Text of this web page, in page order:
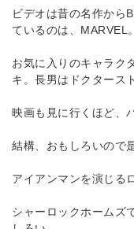
ビデオは昔の名作から
ているのは、MARVEL。
お気に入りのキャラク
キ。長男はドクタース
映画も見に行くほど、
結構、おもしろいので
アイアンマンを演じる
シャーロックホームズ